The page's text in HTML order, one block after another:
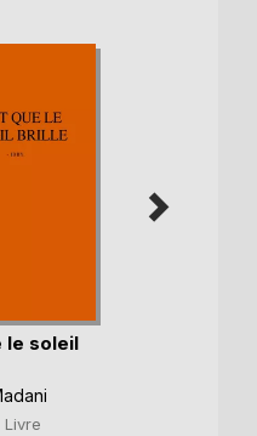
le soleil
Livre